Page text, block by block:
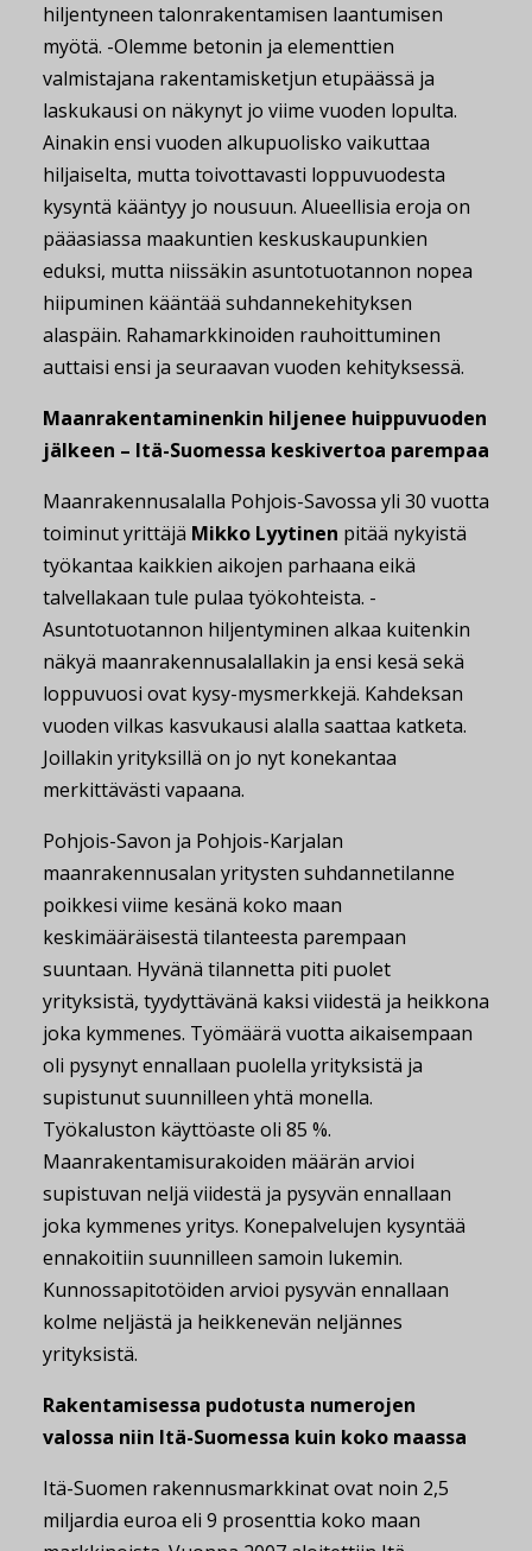
hiljentyneen talonrakentamisen laantumisen
myötä. -Olemme betonin ja elementtien
valmistajana rakentamisketjun etupäässä ja
laskukausi on näkynyt jo viime vuoden lopulta.
Ainakin ensi vuoden alkupuolisko vaikuttaa
hiljaiselta, mutta toivottavasti loppuvuodesta
kysyntä kääntyy jo nousuun. Alueellisia eroja on
pääasiassa maakuntien keskuskaupunkien
eduksi, mutta niissäkin asuntotuotannon nopea
hiipuminen kääntää suhdannekehityksen
alaspäin. Rahamarkkinoiden rauhoittuminen
auttaisi ensi ja seuraavan vuoden kehityksessä.
Maanrakentaminenkin hiljenee huippuvuoden
jälkeen – Itä-Suomessa keskivertoa parempaa
Maanrakennusalalla Pohjois-Savossa yli 30 vuotta
toiminut yrittäjä Mikko Lyytinen pitää nykyistä
työkantaa kaikkien aikojen parhaana eikä
talvellakaan tule pulaa työkohteista. -
Asuntotuotannon hiljentyminen alkaa kuitenkin
näkyä maanrakennusalallakin ja ensi kesä sekä
loppuvuosi ovat kysy-mysmerkkejä. Kahdeksan
vuoden vilkas kasvukausi alalla saattaa katketa.
Joillakin yrityksillä on jo nyt konekantaa
merkittävästi vapaana.
Pohjois-Savon ja Pohjois-Karjalan
maanrakennusalan yritysten suhdannetilanne
poikkesi viime kesänä koko maan
keskimääräisestä tilanteesta parempaan
suuntaan. Hyvänä tilannetta piti puolet
yrityksistä, tyydyttävänä kaksi viidestä ja heikkona
joka kymmenes. Työmäärä vuotta aikaisempaan
oli pysynyt ennallaan puolella yrityksistä ja
supistunut suunnilleen yhtä monella.
Työkaluston käyttöaste oli 85 %.
Maanrakentamisurakoiden määrän arvioi
supistuvan neljä viidestä ja pysyvän ennallaan
joka kymmenes yritys. Konepalvelujen kysyntää
ennakoitiin suunnilleen samoin lukemin.
Kunnossapitotöiden arvioi pysyvän ennallaan
kolme neljästä ja heikkenevän neljännes
yrityksistä.
Rakentamisessa pudotusta numerojen
valossa niin Itä-Suomessa kuin koko maassa
Itä-Suomen rakennusmarkkinat ovat noin 2,5
miljardia euroa eli 9 prosenttia koko maan